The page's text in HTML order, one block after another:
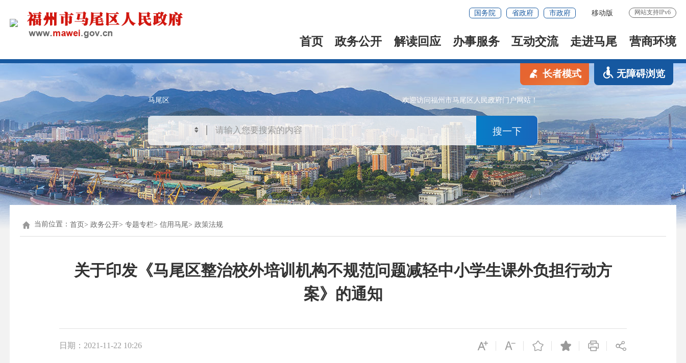
国务院 省政府 市政府 移动版 网站支持IPv6
首页 政务公开 解读回应 办事服务 互动交流 走进马尾 营商环境
马尾区 欢迎访问福州市马尾区人民政府门户网站！
搜一下
长者模式 无障碍浏览
当前位置：首页 政务公开 专题专栏 信用马尾 政策法规
关于印发《马尾区整治校外培训机构不规范问题减轻中小学生课外负担行动方
案》的通知
日期：2021-11-22 10:26